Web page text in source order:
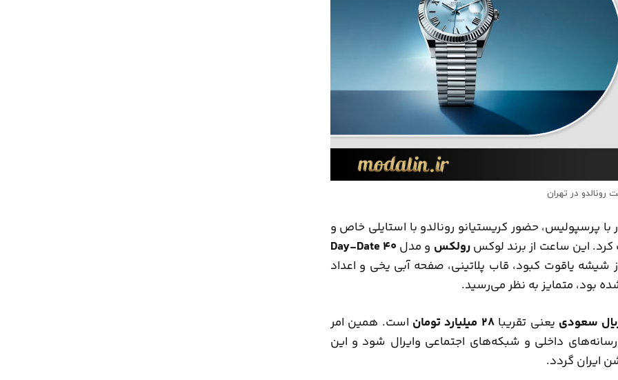
رونالدو در تهران
با پرسپولیس، حضور کریستیانو رونالدو با استایلی خاص و
کرد. این ساعت از برند لوکسرولکس و مدل Day-Date 40
شیشه یاقوت کبود، قاب پلاتینی، صفحه آبی یخی و اعداد
بود، متمایز به نظر می‌رسید.
یعنی تقریبا۲۸ میلیارد تومان
است. همین امر
داخلی و شبکه‌های اجتماعی وایرال شود و این
ایران گردد.